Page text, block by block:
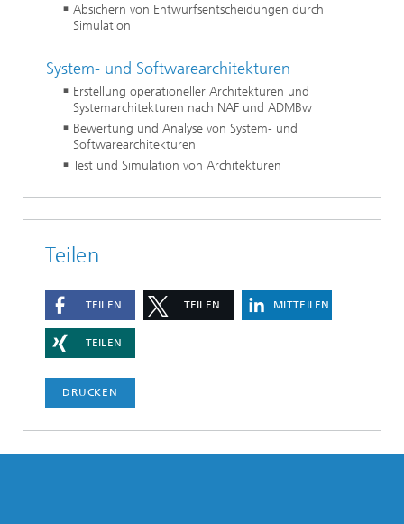
Absichern von Entwurfsentscheidungen durch
Simulation
System- und Softwarearchitekturen
Erstellung operationeller Architekturen und
Systemarchitekturen nach NAF und ADMBw
Bewertung und Analyse von System- und
Softwarearchitekturen
Test und Simulation von Architekturen
Teilen
TEILEN TEILEN MITTEILEN
TEILEN
DRUCKEN